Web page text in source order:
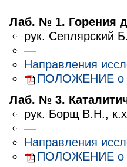
Лаб. № 1. Горения
рук. Сеплярский
—
Направления
ПОЛОЖЕНИЕ о
Лаб. № 3.
рук. Борщ В.Н.,
—
Направления
ПОЛОЖЕНИЕ о